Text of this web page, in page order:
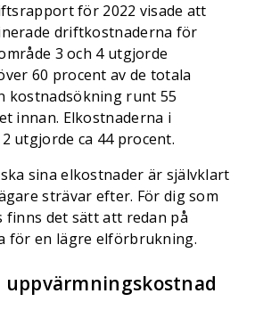
för 2022 visade att
driftkostnaderna för
3 och 4 utgjorde
60 procent av de totala
kostnadsökning runt 55
innan. Elkostnaderna i
utgjorde ca 44 procent.
sina elkostnader är självklart
strävar efter. För dig som
finns det sätt att redan på
för en lägre elförbrukning.
uppvärmningskostnad